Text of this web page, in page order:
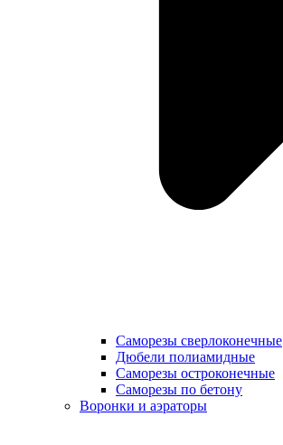
Саморезы сверлоконечные
Дюбели полиамидные
Саморезы остроконечные
Саморезы по бетону
Воронки и аэраторы